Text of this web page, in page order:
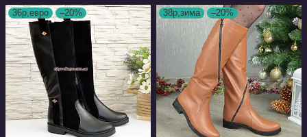
36р,евро –20% 38р,зима –20%